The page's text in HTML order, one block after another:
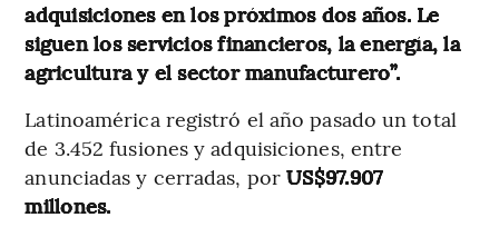
adquisiciones en los próximos dos años. Le
siguen los servicios financieros, la energía, la
agricultura y el sector manufacturero”.
Latinoamérica registró el año pasado un total
de 3.452 fusiones y adquisiciones, entre
anunciadas y cerradas, porUS$97.907
millones.